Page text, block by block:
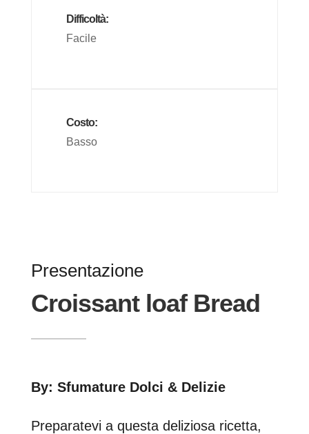
Difficoltà:
Facile
Costo:
Basso
Presentazione
Croissant loaf Bread
By: Sfumature Dolci & Delizie
Preparatevi a questa deliziosa ricetta,